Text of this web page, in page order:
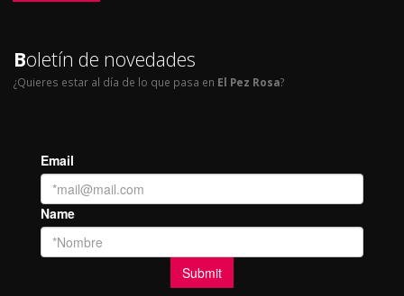
Boletín de novedades
¿Quieres estar al día de lo que pasa en El Pez Rosa?